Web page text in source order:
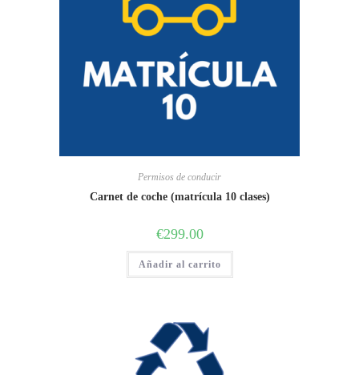
Permisos de conducir
Carnet de coche (matrícula 10 clases)
€299.00
Añadir al carrito